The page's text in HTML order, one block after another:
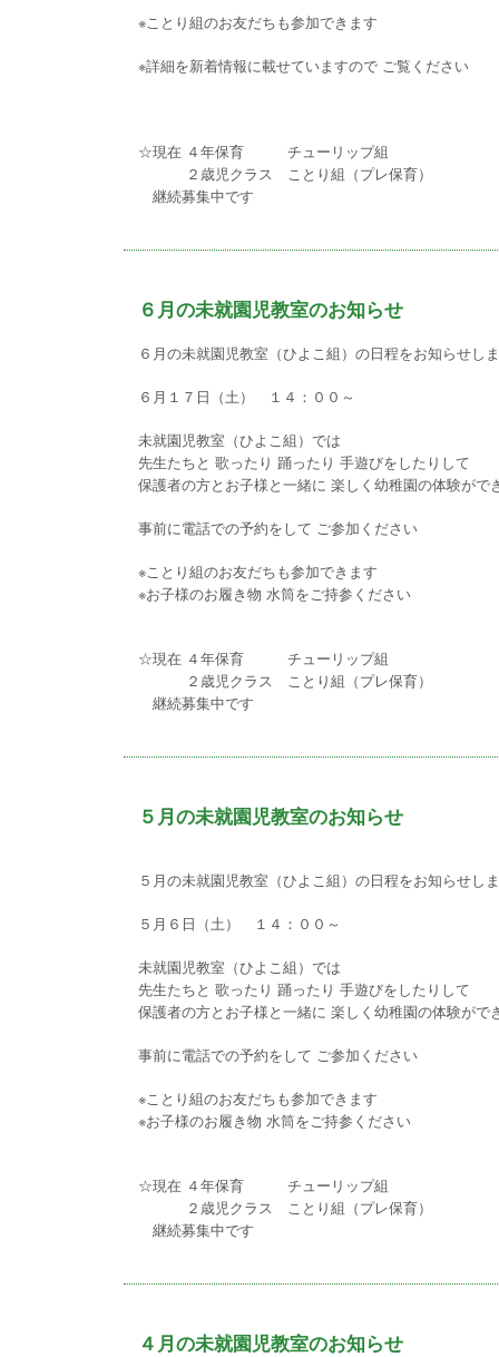
※ことり組のお友だちも参加できます
※詳細を新着情報に載せていますので ご覧ください
☆現在 ４年保育 チューリップ組
２歳児クラス ことり組（プレ保育）
継続募集中です
６月の未就園児教室のお知らせ
６月の未就園児教室（ひよこ組）の日程をお知らせし
６月１７日（土） １４：００～
未就園児教室（ひよこ組）では
先生たちと 歌ったり 踊ったり 手遊びをしたりして
保護者の方とお子様と一緒に 楽しく幼稚園の体験がで
事前に電話での予約をして ご参加ください
※ことり組のお友だちも参加できます
※お子様のお履き物 水筒をご持参ください
☆現在 ４年保育 チューリップ組
２歳児クラス ことり組（プレ保育）
継続募集中です
５月の未就園児教室のお知らせ
５月の未就園児教室（ひよこ組）の日程をお知らせし
５月６日（土） １４：００～
未就園児教室（ひよこ組）では
先生たちと 歌ったり 踊ったり 手遊びをしたりして
保護者の方とお子様と一緒に 楽しく幼稚園の体験がで
事前に電話での予約をして ご参加ください
※ことり組のお友だちも参加できます
※お子様のお履き物 水筒をご持参ください
☆現在 ４年保育 チューリップ組
２歳児クラス ことり組（プレ保育）
継続募集中です
４月の未就園児教室のお知らせ